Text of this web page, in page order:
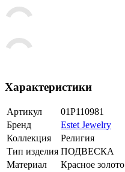
Характеристики
Артикул
01Р110981
Бренд
Estet Jewelry
Коллекция
Религия
Тип изделия ПОДВЕСКА
Материал
Красное золото